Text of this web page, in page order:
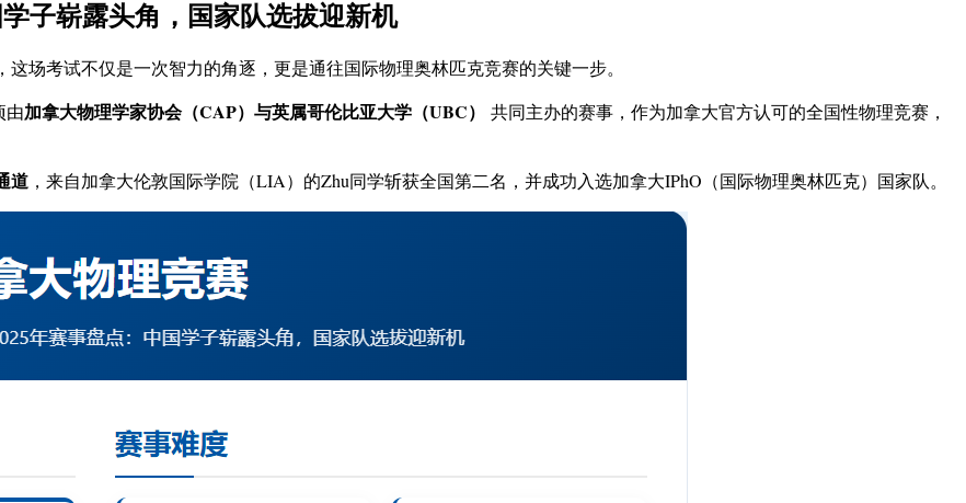
子崭露头角，国家队选拔迎新机
场考试不仅是一次智力的角逐，更是通往国际物理奥林匹克竞赛的关键一步。
由加拿大物理学家协会（CAP）与英属哥伦比亚大学（UBC）
共同主办的赛事，作为加拿大官方认可的全国性物理竞赛，
道 ，来自加拿大伦敦国际学院（LIA）的Zhu同学斩获全国第二名，并成功入选加拿大IPhO（国际物理奥林匹克）国家队。